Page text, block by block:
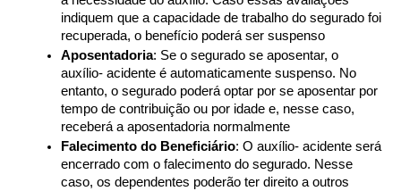
indiquem que a capacidade de trabalho do segurado foi
recuperada, o benefício poderá ser suspenso
Aposentadoria: Se o segurado se aposentar, o
auxílio- acidente é automaticamente suspenso. No
entanto, o segurado poderá optar por se aposentar por
tempo de contribuição ou por idade e, nesse caso,
receberá a aposentadoria normalmente
Falecimento do Beneficiário: O auxílio- acidente será
encerrado com o falecimento do segurado. Nesse
caso, os dependentes poderão ter direito a outros